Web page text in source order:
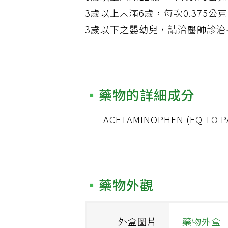
3歲以上未滿6歲，每次0.375公克
3歲以下之嬰幼兒，請洽醫師診
藥物的詳細成分
ACETAMINOPHEN (EQ TO
藥物外觀
外盒圖片 藥物外盒